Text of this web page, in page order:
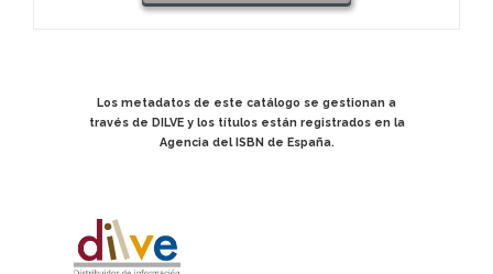
Los metadatos de este catálogo se gestionan a
través de DILVE y los títulos están registrados en la
Agencia del ISBN de España.